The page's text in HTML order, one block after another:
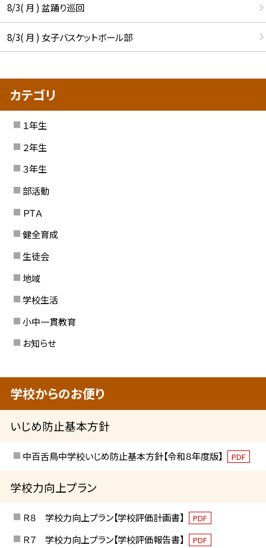
8/3( 月 ) 盆踊り巡回
8/3( 月 ) 女子バスケットボール部
カテゴリ
１年生
２年生
３年生
部活動
ＰＴＡ
健全育成
生徒会
地域
学校生活
小中一貫教育
お知らせ
学校からのお便り
いじめ防止基本方針
中百舌鳥中学校いじめ防止基本方針【令和８年度版】 PDF
学校力向上プラン
Ｒ８ 学校力向上プラン【学校評価計画書】 PDF
Ｒ７ 学校力向上プラン【学校評価報告書】 PDF